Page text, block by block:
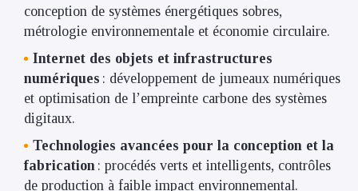
conception de systèmes énergétiques sobres,
métrologie environnementale et économie circulaire.
Internet des objets et infrastructures
numériques : développement de jumeaux numériques
et optimisation de l’empreinte carbone des systèmes
digitaux.
Technologies avancées pour la conception et la
fabrication : procédés verts et intelligents, contrôles
de production à faible impact environnemental.